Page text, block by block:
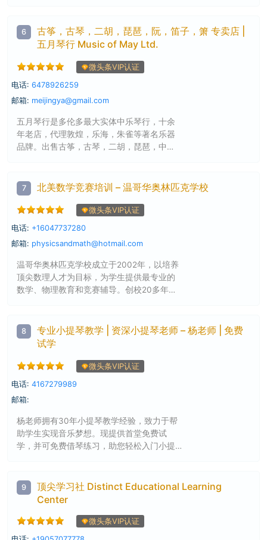
6
古筝，古琴，二胡，琵琶，阮，笛子，箫 专卖店 |
五月琴行 Music of May Ltd.
微头条VIP认证
电话: 6478926259
邮箱: meijingya@gmail.com
五月琴行是多伦多最大实体中乐琴行，十余
年老店，代理敦煌，乐海，朱雀等著名乐器
品牌。出售古筝，古琴，二胡，琵琶，中
7 北美数学竞赛培训 – 温哥华奥林匹克学校
微头条VIP认证
电话: +16047737280
邮箱: physicsandmath@hotmail.com
温哥华奥林匹克学校成立于2002年，以培养
顶尖数理人才为目标，为学生提供最专业的
数学、物理教育和竞赛辅导。创校20多年
麻省理工、斯坦福等世界名校。
8
专业小提琴教学 | 资深小提琴老师 – 杨老师 | 免费
试学
微头条VIP认证
电话: 4167279989
邮箱:
杨老师拥有30年小提琴教学经验，致力于帮
助学生实现音乐梦想。现提供首堂免费试
学，并可免费借琴练习，助您轻松入门小提
9
顶尖学习社 Distinct Educational Learning
Center
微头条VIP认证